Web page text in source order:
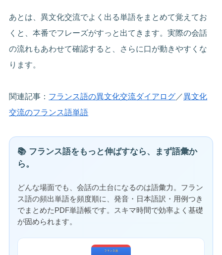
あとは、異文化交流でよく出る単語をまとめて覚えてお
くと、本番でフレーズがすっと出てきます。実際の会話
の流れもあわせて確認すると、さらに口が動きやすくな
ります。
関連記事： フランス語の異文化交流ダイアログ ／異文化
交流のフランス語単語
📚 フランス語をもっと伸ばすなら、まず語彙か
ら。
どんな場面でも、会話の土台になるのは語彙力。フラン
ス語の頻出単語を頻度順に、発音・日本語訳・用例つき
でまとめたPDF単語帳です。スキマ時間で効率よく基礎
が固められます。